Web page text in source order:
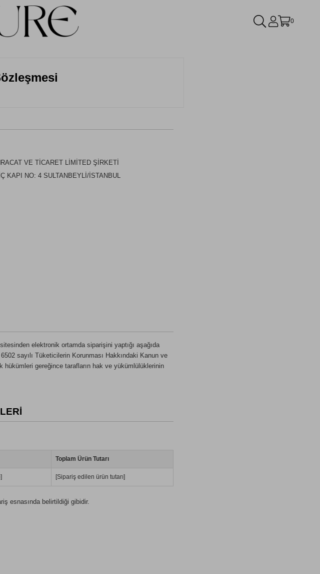
0
VE TİCARET LİMİTED ŞİRKETİ
KAPI NO: 4 SULTANBEYLİ/İSTANBUL
elektronik ortamda siparişini yaptığı aşağıda
sayılı Tüketicilerin Korunması Hakkındaki Kanun ve
gereğince tarafların hak ve yükümlülüklerinin
Toplam Ürün Tutarı
[Sipariş edilen ürün tutarı]
esnasında belirtildiği gibidir.